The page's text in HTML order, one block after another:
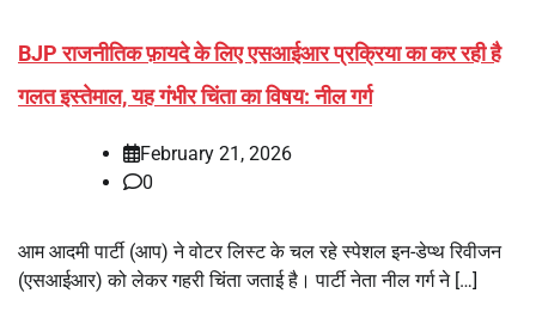
BJP राजनीतिक फ़ायदे के लिए एसआईआर प्रक्रिया का कर रही है
गलत इस्तेमाल, यह गंभीर चिंता का विषय: नील गर्ग
February 21, 2026
0
आम आदमी पार्टी (आप) ने वोटर लिस्ट के चल रहे स्पेशल इन-डेप्थ रिवीजन
(एसआईआर) को लेकर गहरी चिंता जताई है। पार्टी नेता नील गर्ग ने […]